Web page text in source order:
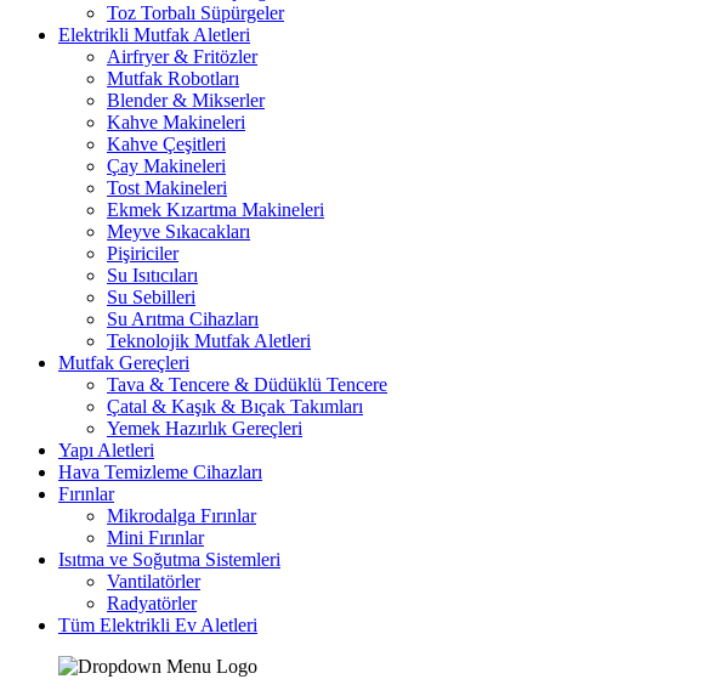
Toz Torbalı Süpürgeler
Elektrikli Mutfak Aletleri
Airfryer & Fritözler
Mutfak Robotları
Blender & Mikserler
Kahve Makineleri
Kahve Çeşitleri
Çay Makineleri
Tost Makineleri
Ekmek Kızartma Makineleri
Meyve Sıkacakları
Pişiriciler
Su Isıtıcıları
Su Sebilleri
Su Arıtma Cihazları
Teknolojik Mutfak Aletleri
Mutfak Gereçleri
Tava & Tencere & Düdüklü Tencere
Çatal & Kaşık & Bıçak Takımları
Yemek Hazırlık Gereçleri
Yapı Aletleri
Hava Temizleme Cihazları
Fırınlar
Mikrodalga Fırınlar
Mini Fırınlar
Isıtma ve Soğutma Sistemleri
Vantilatörler
Radyatörler
Tüm Elektrikli Ev Aletleri